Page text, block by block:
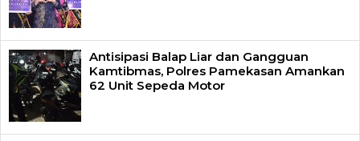
Antisipasi Balap Liar dan Gangguan
Kamtibmas, Polres Pamekasan Amankan
62 Unit Sepeda Motor